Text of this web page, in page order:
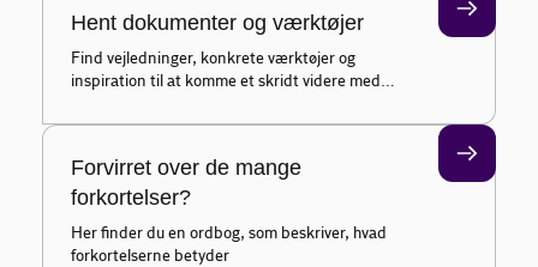
Hent dokumenter og værktøjer
Find vejledninger, konkrete værktøjer og
inspiration til at komme et skridt videre med
Forvirret over de mange
forkortelser?
Her finder du en ordbog, som beskriver, hvad
forkortelserne betyder